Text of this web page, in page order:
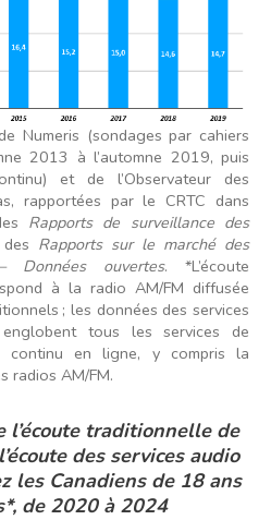
Numeris (sondages par cahiers
2013 à l’automne 2019, puis
et de l’Observateur des
rapportées par le CRTC dans
Rapports de surveillance des
Rapports sur le marché des
Données ouvertes. *L’écoute
à la radio AM/FM diffusée
; les données des services
tous les services de
continu en ligne, y compris la
radios AM/FM.
l’écoute traditionnelle de
des services audio
les Canadiens de 18 ans
de 2020 à 2024